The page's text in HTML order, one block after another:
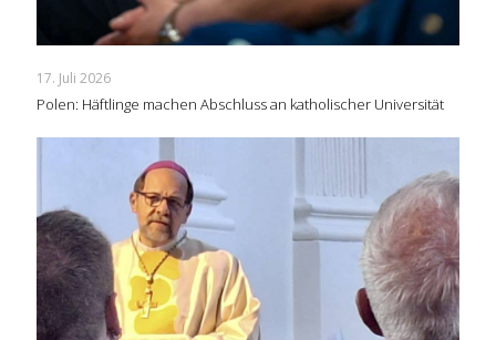
17. Juli 2026
Polen: Häftlinge machen Abschluss an katholischer Universität